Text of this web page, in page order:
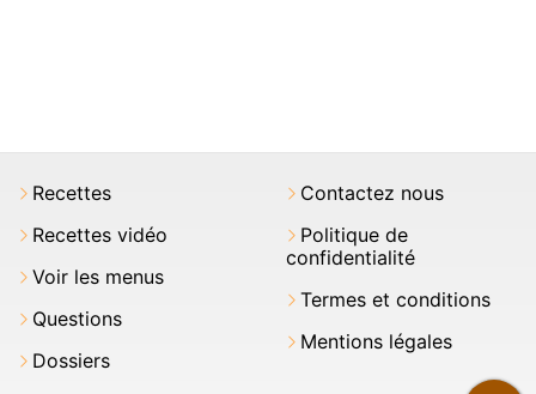
Recettes
Recettes vidéo
Voir les menus
Questions
Dossiers
Contactez nous
Politique de
confidentialité
Termes et conditions
Mentions légales